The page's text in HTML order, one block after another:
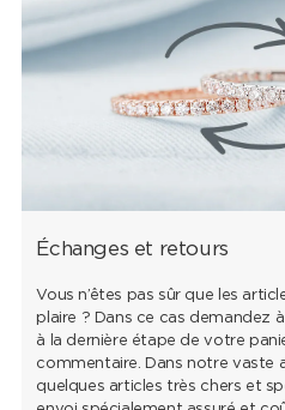
Échanges et retours
Vous n’êtes pas sûr que les
plaire ? Dans ce cas demandez
à la dernière étape de votre
commentaire. Dans notre vaste
quelques articles très chers et